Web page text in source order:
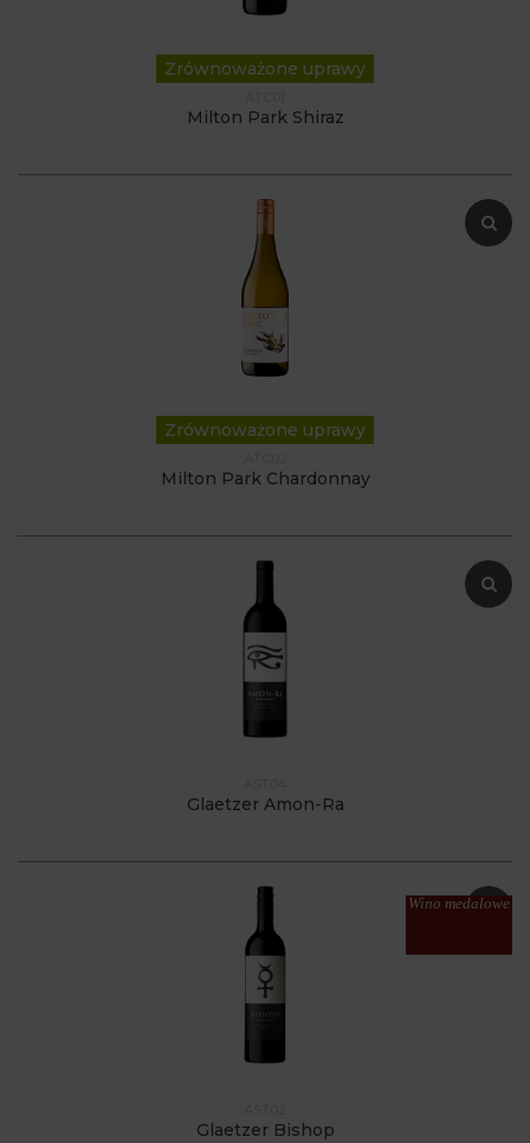
Zrównoważone uprawy
Milton Park Shiraz
Zrównoważone uprawy
Milton Park Chardonnay
Glaetzer Amon-Ra
Wino medalowe
Glaetzer Bishop